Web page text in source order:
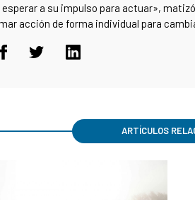
a su impulso para actuar»,
acción de forma individual para
ARTÍCULOS